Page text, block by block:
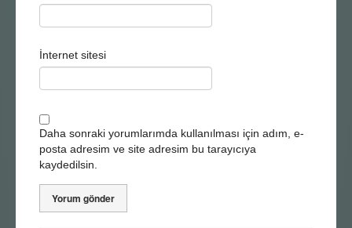
İnternet sitesi
Daha sonraki yorumlarımda kullanılması için adım, e-
posta adresim ve site adresim bu tarayıcıya
kaydedilsin.